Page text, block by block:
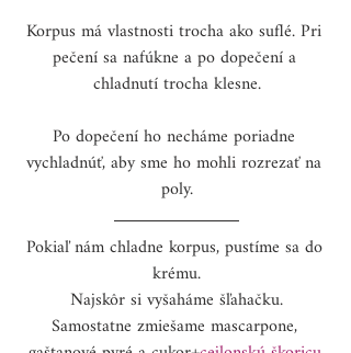
Korpus má vlastnosti trocha ako suflé. Pri
pečení sa nafúkne a po dopečení a
chladnutí trocha klesne.
Po dopečení ho necháme poriadne
vychladnúť, aby sme ho mohli rozrezať na
poly.
Pokiaľ nám chladne korpus, pustíme sa do
krému.
Najskôr si vyšaháme šľahačku.
Samostatne zmiešame mascarpone,